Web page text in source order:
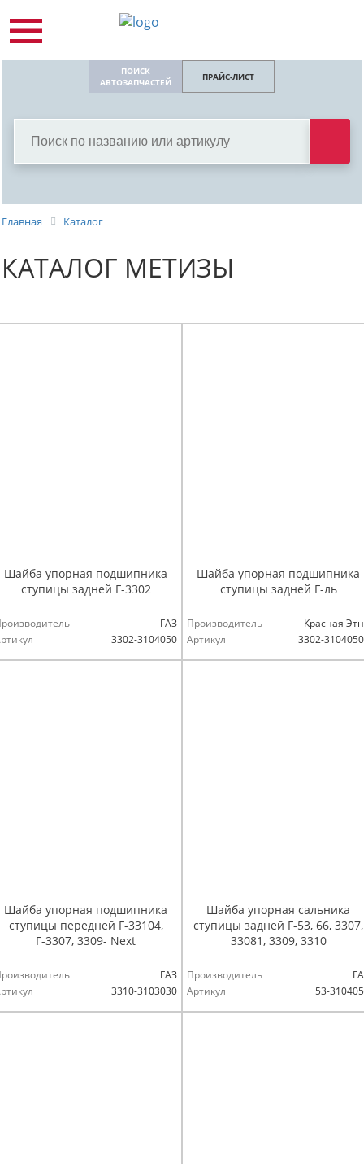
ПОИСК
АВТОЗАПЧАСТЕЙ
ПРАЙС-ЛИСТ
Главная Каталог
КАТАЛОГ МЕТИЗЫ
Шайба упорная подшипника
ступицы задней Г-3302
ГАЗ
3302-3104050
Шайба упорная подшипника
ступицы задней Г-ль
Производитель
Красная
Артикул
3302-
Шайба упорная подшипника
ступицы передней Г-33104,
Г-3307, 3309- Next
ГАЗ
3310-3103030
Шайба упорная сальника
ступицы задней Г-53, 66, 3307,
33081, 3309, 3310
Производитель
Артикул
53-